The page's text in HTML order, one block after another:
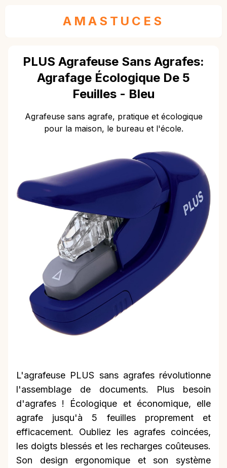
AMASTUCES
PLUS Agrafeuse Sans Agrafes:
Agrafage Écologique De 5
Feuilles - Bleu
Agrafeuse sans agrafe, pratique et écologique
pour la maison, le bureau et l'école.
L'agrafeuse PLUS sans agrafes révolutionne
l'assemblage de documents. Plus besoin
d'agrafes ! Écologique et économique, elle
agrafe jusqu'à 5 feuilles proprement et
efficacement. Oubliez les agrafes coincées,
les doigts blessés et les recharges coûteuses.
Son design ergonomique et son système